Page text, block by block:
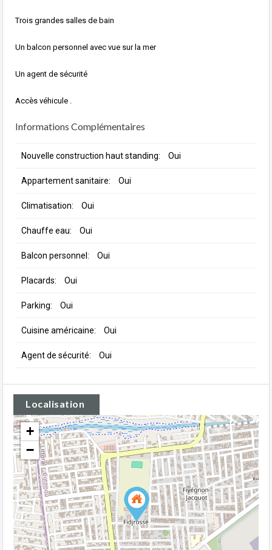
Trois grandes salles de bain
Un balcon personnel avec vue sur la mer
Un agent de sécurité
Accès véhicule .
Informations Complémentaires
Nouvelle construction haut standing: Oui
Appartement sanitaire: Oui
Climatisation: Oui
Chauffe eau: Oui
Balcon personnel: Oui
Placards: Oui
Parking: Oui
Cuisine américaine: Oui
Agent de sécurité: Oui
Localisation
+
−